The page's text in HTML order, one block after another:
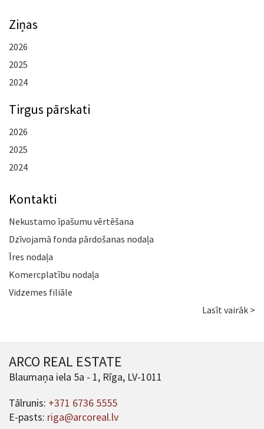
Ziņas
2026
2025
2024
Tirgus pārskati
2026
2025
2024
Kontakti
Nekustamo īpašumu vērtēšana
Dzīvojamā fonda pārdošanas nodaļa
Īres nodaļa
Komercplatību nodaļa
Vidzemes filiāle
Lasīt vairāk >
ARCO REAL ESTATE
Blaumaņa iela 5a - 1, Rīga, LV-1011
Tālrunis: +371 6736 5555
E-pasts: riga@arcoreal.lv